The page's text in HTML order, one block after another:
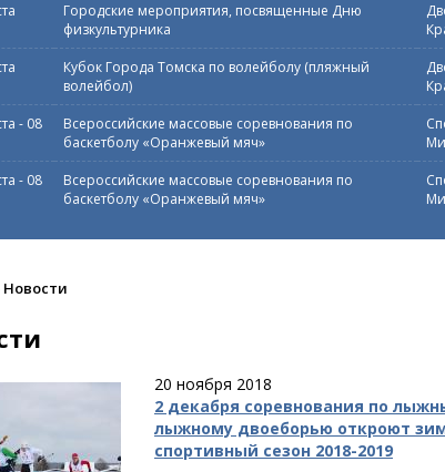
Городские мероприятия, посвященные Дню
физкультурника
Кубок Города Томска по волейболу (пляжный
волейбол)
- 08
Всероссийские массовые соревнования по
баскетболу «Оранжевый мяч»
- 08
Всероссийские массовые соревнования по
баскетболу «Оранжевый мяч»
Новости
20 ноября 2018
2 декабря соревнования по
лыжному двоеборью откроют
спортивный сезон 2018-2019